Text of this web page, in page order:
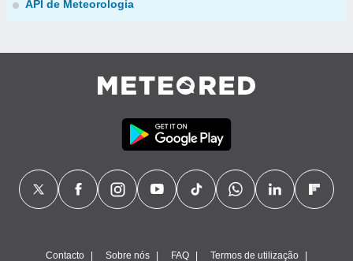
API de Meteorologia
Contacto Sobre nós FAQ Termos de utilização